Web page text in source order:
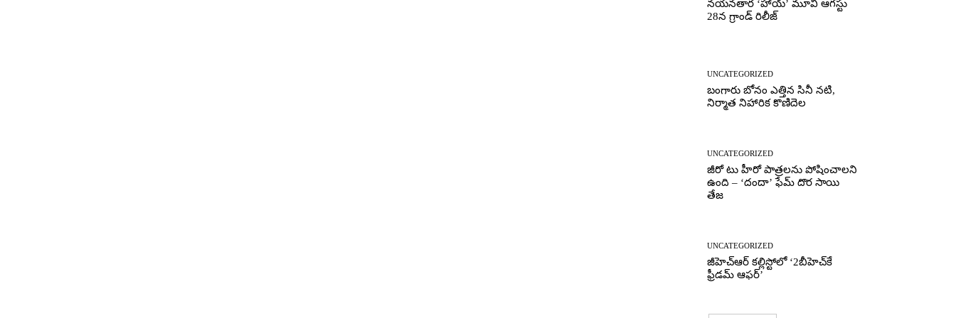
నయనతార ‘హాయ్’ మూవీ ఆగస్టు
28న గ్రాండ్ రిలీజ్
UNCATEGORIZED
బంగారు బోనం ఎత్తిన సినీ నటి,
నిర్మాత నిహారిక కొణిదెల
UNCATEGORIZED
జీరో టు హీరో పాత్రలను పోషించాలని
ఉంది – ‘దందా’ ఫేమ్ దొర సాయి
తేజ
UNCATEGORIZED
జీహెచ్ఆర్‌ కల్లిస్టోలో ‘2బీహెచ్‌కే
ఫ్రీడమ్ ఆఫర్’